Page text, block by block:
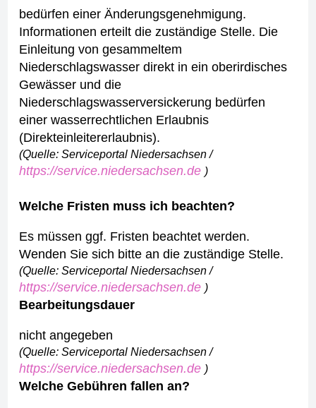
bedürfen einer Änderungsgenehmigung.
Informationen erteilt die zuständige Stelle. Die
Einleitung von gesammeltem
Niederschlagswasser direkt in ein oberirdisches
Gewässer und die
Niederschlagswasserversickerung bedürfen
einer wasserrechtlichen Erlaubnis
(Direkteinleitererlaubnis).
(Quelle: Serviceportal Niedersachsen /
https://service.niedersachsen.de )
Welche Fristen muss ich beachten?
Es müssen ggf. Fristen beachtet werden.
Wenden Sie sich bitte an die zuständige Stelle.
(Quelle: Serviceportal Niedersachsen /
https://service.niedersachsen.de )
Bearbeitungsdauer
nicht angegeben
(Quelle: Serviceportal Niedersachsen /
https://service.niedersachsen.de )
Welche Gebühren fallen an?